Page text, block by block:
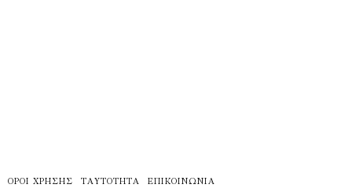
ΌΡΟΙ ΧΡΉΣΗΣ ΤΑΥΤΌΤΗΤΑ
ΕΠΙΚΟΙΝΩΝΊΑ